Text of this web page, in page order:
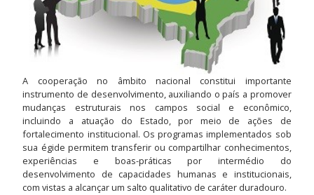
A cooperação no âmbito nacional constitui importante
instrumento de desenvolvimento, auxiliando o país a promover
mudanças estruturais nos campos social e econômico,
incluindo a atuação do Estado, por meio de ações de
fortalecimento institucional. Os programas implementados sob
sua égide permitem transferir ou compartilhar conhecimentos,
experiências e boas-práticas por intermédio do
desenvolvimento de capacidades humanas e institucionais,
com vistas a alcançar um salto qualitativo de caráter duradouro.